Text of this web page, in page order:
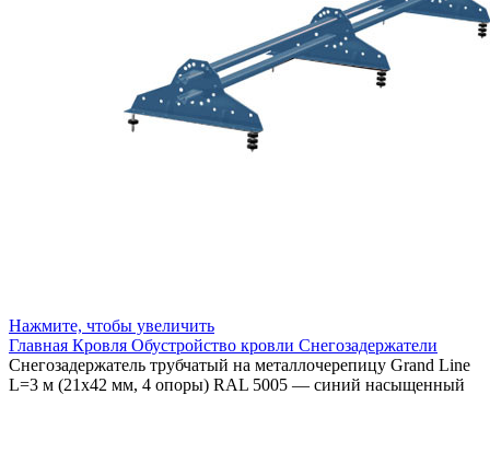
Нажмите, чтобы увеличить
Главная Кровля Обустройство кровли Снегозадержатели
Снегозадержатель трубчатый на металлочерепицу Grand Line
L=3 м (21х42 мм, 4 опоры) RAL 5005 — синий насыщенный